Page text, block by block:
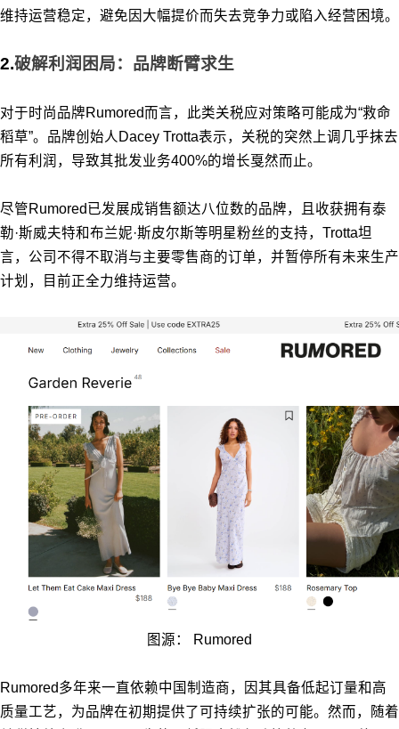
维持运营稳定，避免因大幅提价而失去竞争力或陷入经营困境。
2.破解利润困局：品牌断臂求生
对于时尚品牌Rumored而言，此类关税应对策略可能成为“救命
稻草”。品牌创始人Dacey Trotta表示，关税的突然上调几乎抹去
所有利润，导致其批发业务400%的增长戛然而止。
尽管Rumored已发展成销售额达八位数的品牌，且收获拥有泰
勒·斯威夫特和布兰妮·斯皮尔斯等明星粉丝的支持，Trotta坦
言，公司不得不取消与主要零售商的订单，并暂停所有未来生产
计划，目前正全力维持运营。
图源： Rumored
Rumored多年来一直依赖中国制造商，因其具备低起订量和高
质量工艺，为品牌在初期提供了可持续扩张的可能。然而，随着